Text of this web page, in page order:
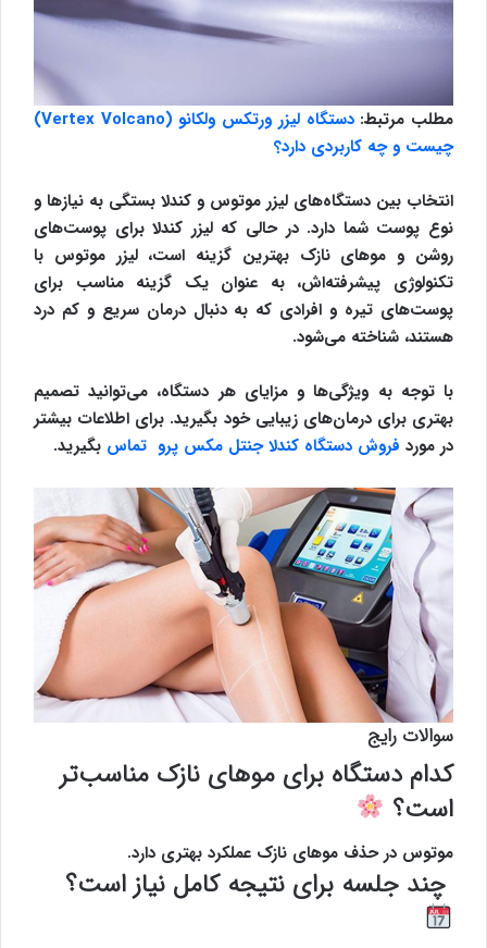
مطلب مرتبط:
دستگاه لیزر ورتکس ولکانو (Vertex Volcano)
چیست و چه کاربردی دارد؟
انتخاب بین دستگاه‌های لیزر موتوس و کندلا بستگی به نیازها و
نوع پوست شما دارد. در حالی که لیزر کندلا برای پوست‌های
روشن و موهای نازک بهترین گزینه است، لیزر موتوس با
تکنولوژی پیشرفته‌اش، به عنوان یک گزینه مناسب برای
پوست‌های تیره و افرادی که به دنبال درمان سریع و کم درد
هستند، شناخته می‌شود.
با توجه به ویژگی‌ها و مزایای هر دستگاه، می‌توانید تصمیم
بهتری برای درمان‌های زیبایی خود بگیرید. برای اطلاعات بیشتر
در مورد فروش دستگاه کندلا جنتل مکس پرو تماس بگیرید.
سوالات رایج
کدام دستگاه برای موهای نازک مناسب‌تر
است؟
موتوس در حذف موهای نازک عملکرد بهتری دارد.
چند جلسه برای نتیجه کامل نیاز است؟